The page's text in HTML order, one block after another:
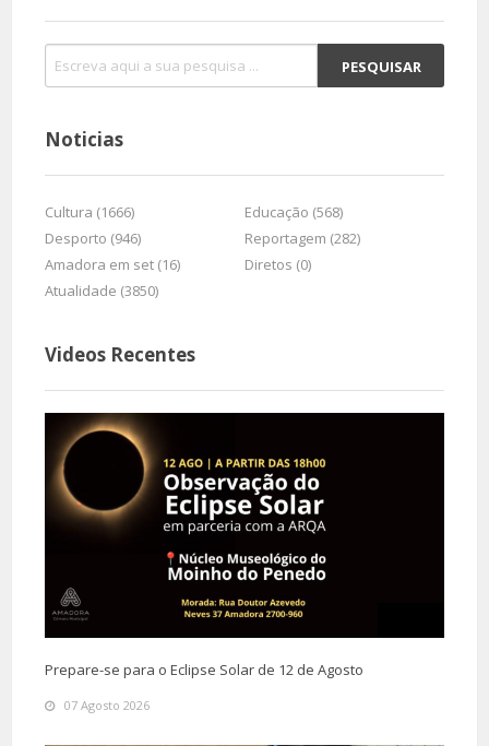
Noticias
Cultura (1666)
Educação (568)
Desporto (946)
Reportagem (282)
Amadora em set (16)
Diretos (0)
Atualidade (3850)
Videos Recentes
Prepare-se para o Eclipse Solar de 12 de Agosto
07 Agosto 2026